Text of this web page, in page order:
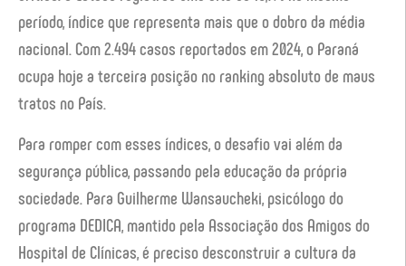
período, índice que representa mais que o dobro da média
nacional. Com 2.494 casos reportados em 2024, o Paraná
ocupa hoje a terceira posição no ranking absoluto de maus
tratos no País.
Para romper com esses índices, o desafio vai além da
segurança pública, passando pela educação da própria
sociedade. Para Guilherme Wansaucheki, psicólogo do
programa DEDICA, mantido pela Associação dos Amigos do
Hospital de Clínicas, é preciso desconstruir a cultura da